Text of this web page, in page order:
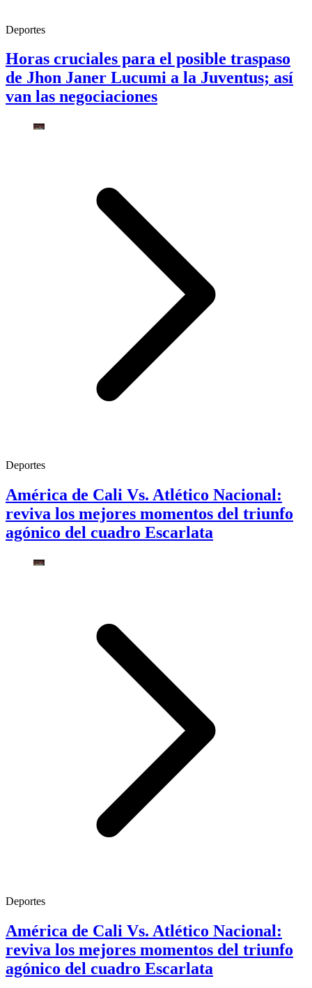
Deportes
Horas cruciales para el posible traspaso
de Jhon Janer Lucumi a la Juventus; así
van las negociaciones
Deportes
América de Cali Vs. Atlético Nacional:
reviva los mejores momentos del triunfo
agónico del cuadro Escarlata
Deportes
América de Cali Vs. Atlético Nacional:
reviva los mejores momentos del triunfo
agónico del cuadro Escarlata